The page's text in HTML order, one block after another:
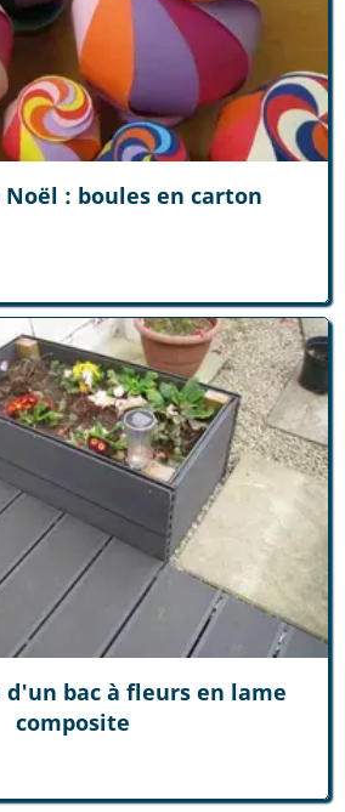
Noël : boules en carton
bac à fleurs en lame
composite